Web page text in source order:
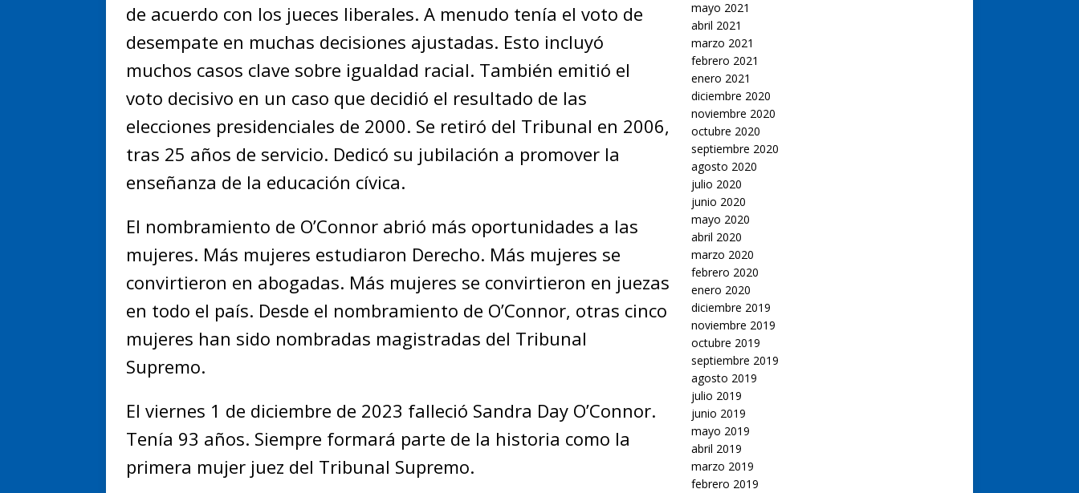
de acuerdo con los jueces liberales. A menudo tenía el voto de
desempate en muchas decisiones ajustadas. Esto incluyó
muchos casos clave sobre igualdad racial. También emitió el
voto decisivo en un caso que decidió el resultado de las
elecciones presidenciales de 2000. Se retiró del Tribunal en 2006,
tras 25 años de servicio. Dedicó su jubilación a promover la
enseñanza de la educación cívica.
El nombramiento de O’Connor abrió más oportunidades a las
mujeres. Más mujeres estudiaron Derecho. Más mujeres se
convirtieron en abogadas. Más mujeres se convirtieron en juezas
en todo el país. Desde el nombramiento de O’Connor, otras cinco
mujeres han sido nombradas magistradas del Tribunal
Supremo.
El viernes 1 de diciembre de 2023 falleció Sandra Day O’Connor.
Tenía 93 años. Siempre formará parte de la historia como la
primera mujer juez del Tribunal Supremo.
mayo 2021
abril 2021
marzo 2021
febrero 2021
enero 2021
diciembre 2020
noviembre 2020
octubre 2020
septiembre 2020
agosto 2020
julio 2020
junio 2020
mayo 2020
abril 2020
marzo 2020
febrero 2020
enero 2020
diciembre 2019
noviembre 2019
octubre 2019
septiembre 2019
agosto 2019
julio 2019
junio 2019
mayo 2019
abril 2019
marzo 2019
febrero 2019